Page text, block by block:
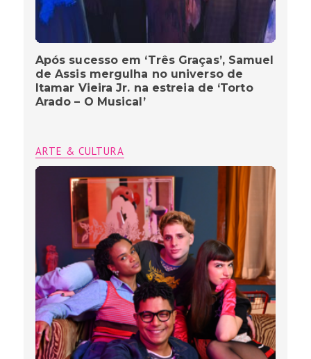
Após sucesso em ‘Três Graças’, Samuel
de Assis mergulha no universo de
Itamar Vieira Jr. na estreia de ‘Torto
Arado – O Musical’
ARTE & CULTURA